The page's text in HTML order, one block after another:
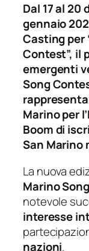
Dal 17 al 20
gennaio
Casting per
Contest”, il
emergenti
Song
Marino per
Boom di
San Marino
La nuova
Marino
notevole
interesse
nazioni.